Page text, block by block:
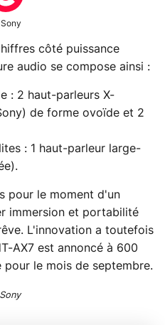
côté puissance
audio se compose ainsi :
: 2 haut-parleurs X-
de forme ovoïde et 2
: 1 haut-parleur large-
pour le moment d'un
immersion et portabilité
L'innovation a toutefois
AX7 est annoncé à 600
le mois de septembre.